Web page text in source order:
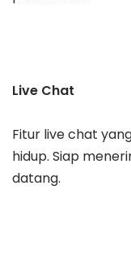
Live Chat
Fitur live chat
hidup. Siap
datang.